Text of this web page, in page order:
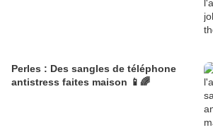
Perles : Des sangles de téléphone
antistress faites maison 📱🌈